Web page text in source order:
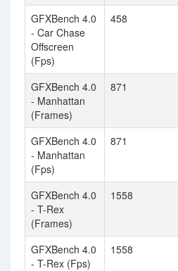
GFXBench 4.0
- Car Chase
Offscreen
(Fps)
458
GFXBench 4.0
- Manhattan
(Frames)
871
GFXBench 4.0
- Manhattan
(Fps)
871
GFXBench 4.0
- T-Rex
(Frames)
1558
GFXBench 4.0
- T-Rex (Fps)
1558